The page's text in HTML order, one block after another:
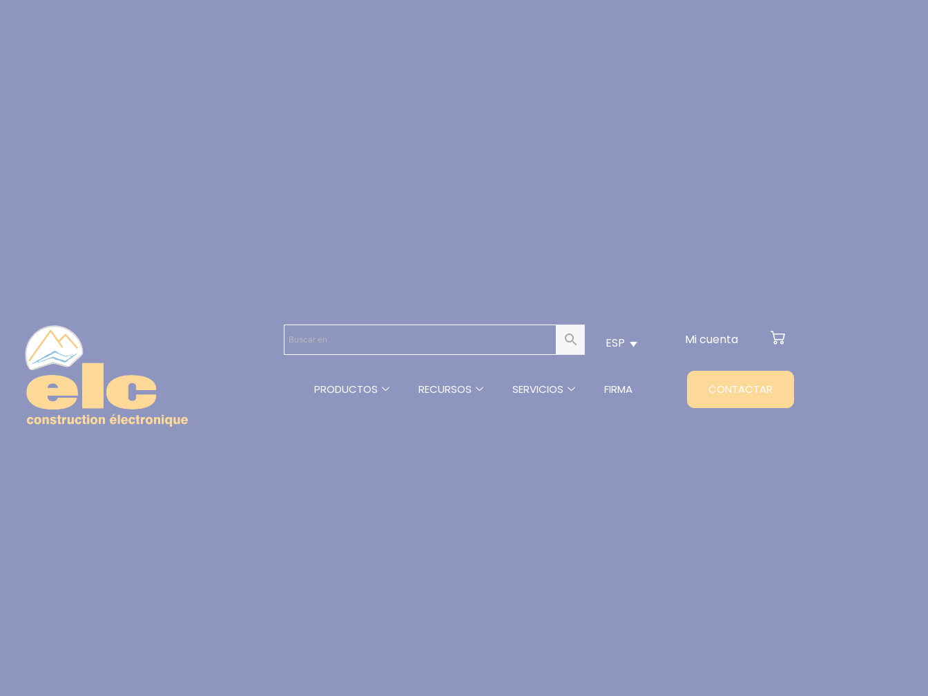
ESP Mi cuenta
PRODUCTOS RECURSOS SERVICIOS FIRMA CONTACTAR